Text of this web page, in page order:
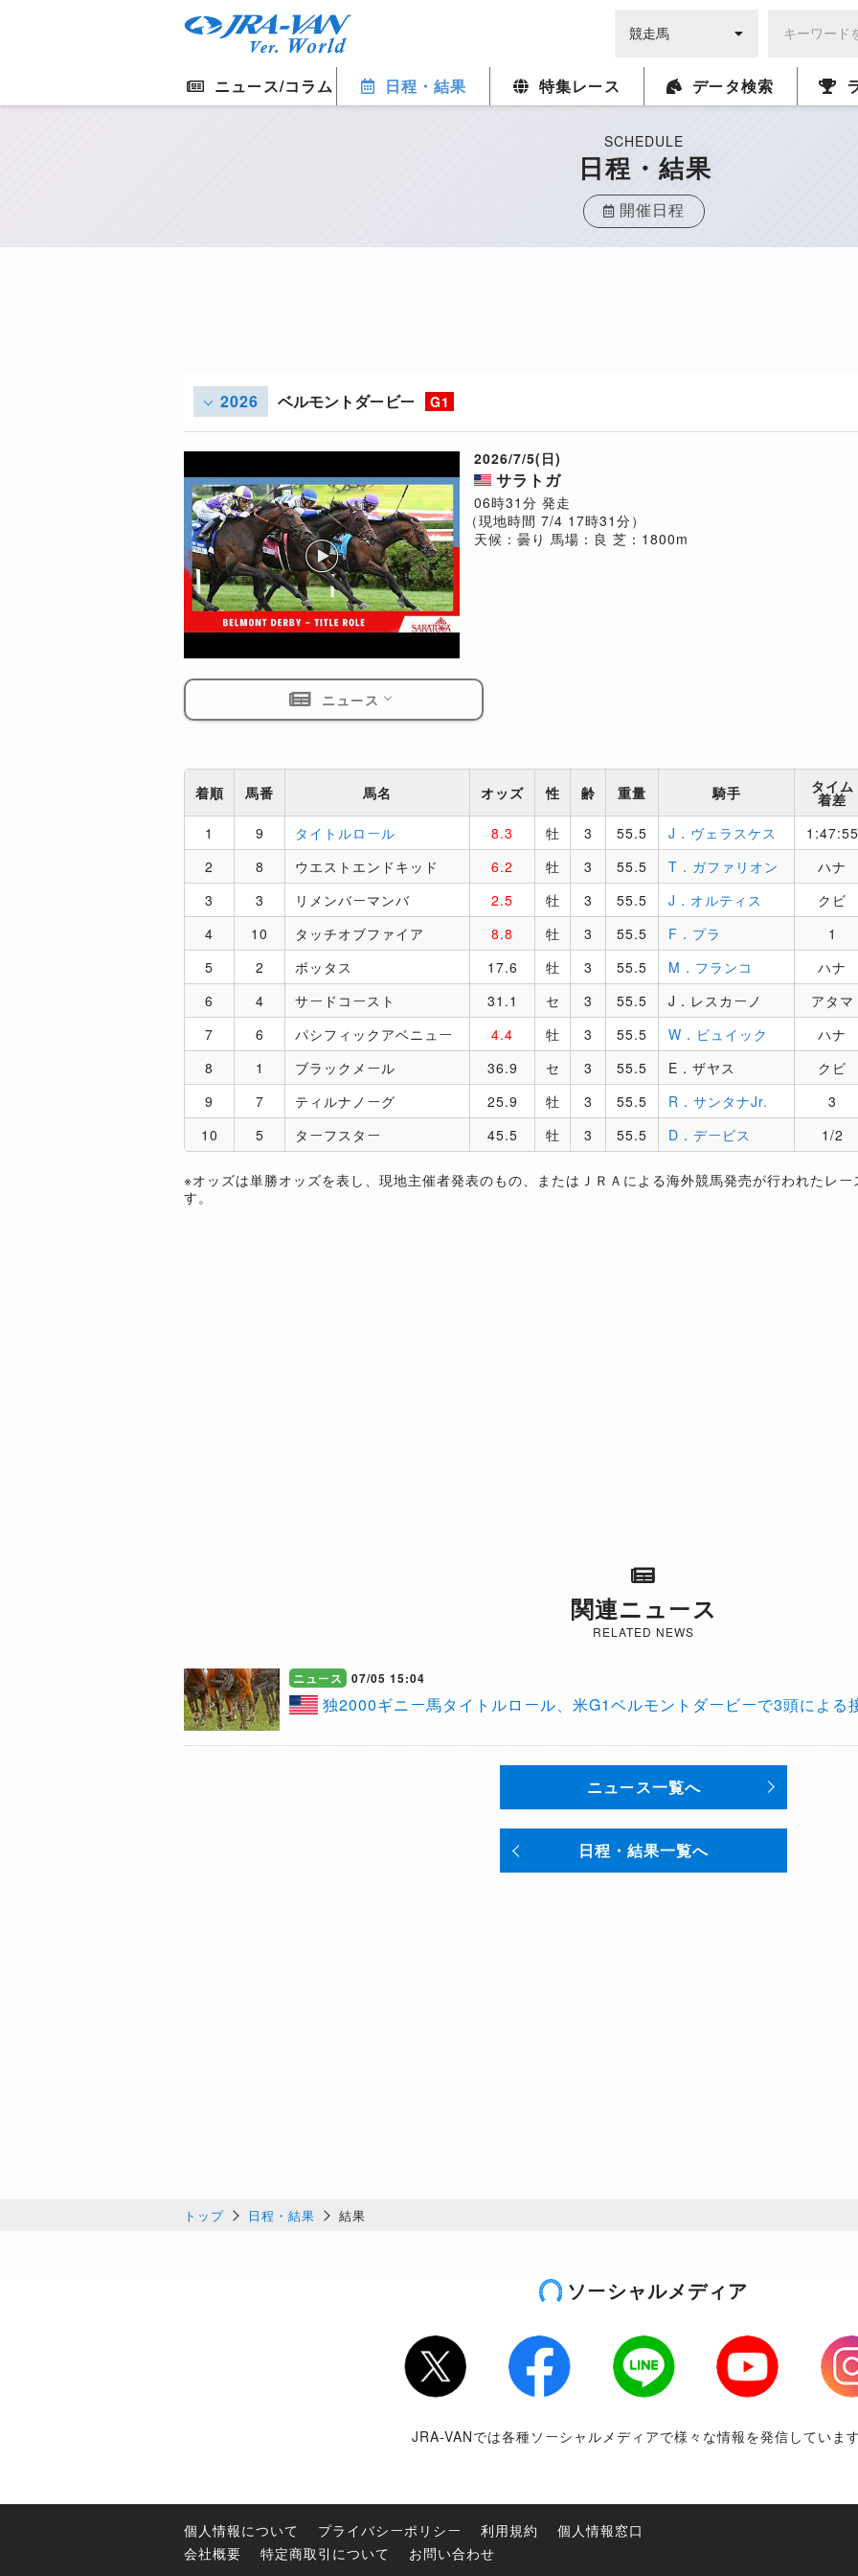
ニュース/コラム 日程・結果 特集レース データ検索
SCHEDULE
日程・結果
開催日程
2026 ベルモントダービー G1
2026/7/5(日)
サラトガ
06時31分 発走
（現地時間 7/4 17時31分）
天候：曇り 馬場：良 芝：1800m
ニュース
着順 馬番 馬名 オッズ 性 齢 重量 騎手 タイム
着差
1 9 タイトルロール 8.3 牡 3 55.5 J．ヴェラスケス 1:47:55
2
8 ウエストエンドキッド 6.2 牡 3 55.5 T．ガファリオン ハナ
3
3 リメンバーマンバ 2.5 牡 3 55.5 J．オルティス クビ
4
10 タッチオブファイア 8.8 牡 3 55.5 F．プラ 1
5
2 ボッタス 17.6 牡 3 55.5 M．フランコ ハナ
6
4 サードコースト 31.1 セ 3 55.5 J．レスカーノ アタマ
7
6 パシフィックアベニュー 4.4 牡 3 55.5 W．ビュイック ハナ
8
1 ブラックメール 36.9 セ 3 55.5 E．ザヤス クビ
9
7 ティルナノーグ 25.9 牡 3 55.5 R．サンタナJr. 3
10
5 ターフスター 45.5 牡 3 55.5 D．デービス 1/2
※オッズは単勝オッズを表し、現地主催者発表のもの、またはＪＲＡによる海外競馬発売が行われたレ
す。
関連ニュース
RELATED NEWS
ニュース 07/05 15:04
独2000ギニー馬タイトルロール、米G1ベルモントダービーで3頭による
ニュース一覧へ
日程・結果一覧へ
トップ 日程・結果 結果
ソーシャルメディア
Twitter LINE Youtube
JRA-VANでは各種ソーシャルメディアで様々な情報を発信しています
個人情報について プライバシーポリシー 利用規約
個人情報窓口
会社概要
特定商取引について お問い合わせ